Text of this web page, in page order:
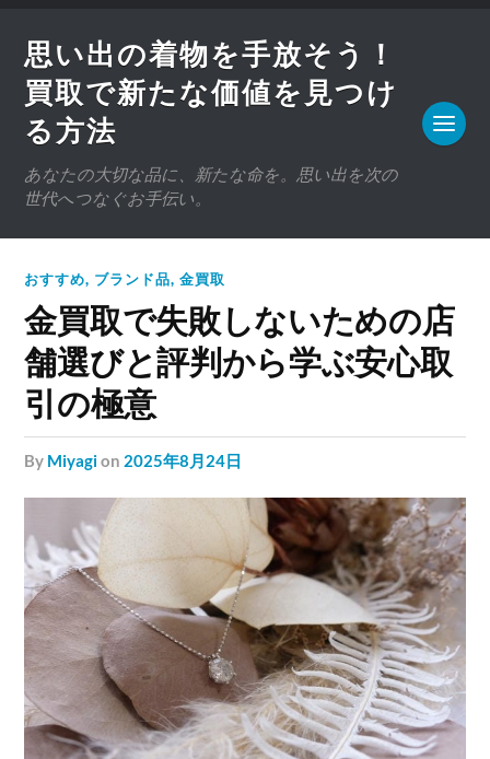
思い出の着物を手放そう！
買取で新たな価値を見つけ
る方法
あなたの大切な品に、新たな命を。思い出を次の
世代へつなぐお手伝い。
おすすめ, ブランド品,金買取
金買取で失敗しないための店
舗選びと評判から学ぶ安心取
引の極意
by Miyagion 2025年8月24日